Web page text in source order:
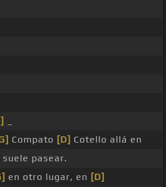
Compato [D] Cotello allá en
suele pasear.
en otro lugar, en [D]